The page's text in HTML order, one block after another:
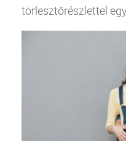
törlesztőrészlettel